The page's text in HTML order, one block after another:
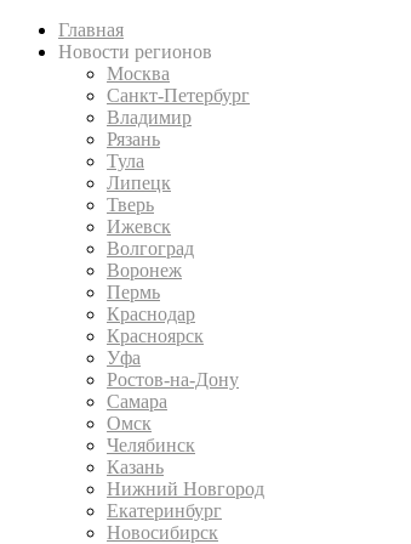
Главная
Новости регионов
Москва
Санкт-Петербург
Владимир
Рязань
Тула
Липецк
Тверь
Ижевск
Волгоград
Воронеж
Пермь
Краснодар
Красноярск
Уфа
Ростов-на-Дону
Самара
Омск
Челябинск
Казань
Нижний Новгород
Екатеринбург
Новосибирск